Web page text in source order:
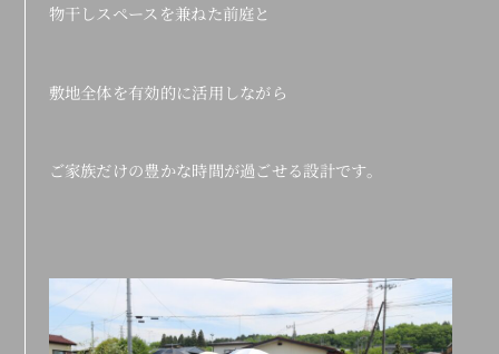
物干しスペースを兼ねた前庭と
敷地全体を有効的に活用しながら
ご家族だけの豊かな時間が過ごせる設計です。